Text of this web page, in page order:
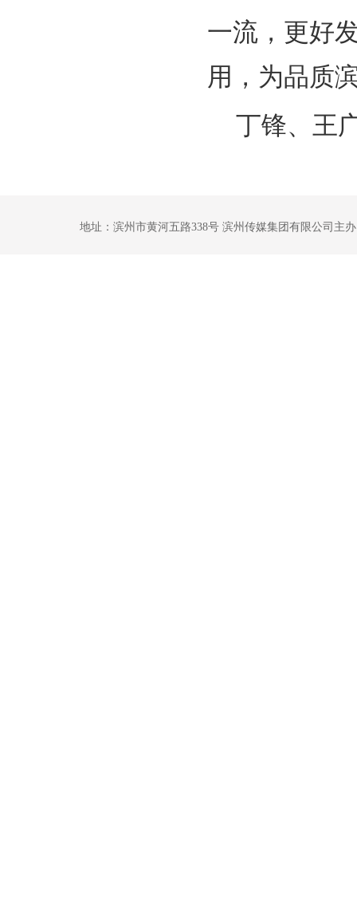
一流，更好
用，为品质
丁锋、王
地址：滨州市黄河五路338号 滨州传媒集团有限公司主